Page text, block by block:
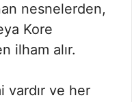
nesnelerden,
Kore
ilham alır.
vardır ve her